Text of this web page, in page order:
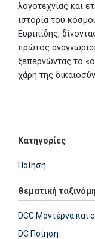
λογοτεχνίας και
ιστορία του
Ευριπίδης,
πρώτος
ξεπερνώντας το
χάρη της
Κατηγορίες
Ποίηση
Θεματική
DCC Μοντέρνα και
DC Ποίηση